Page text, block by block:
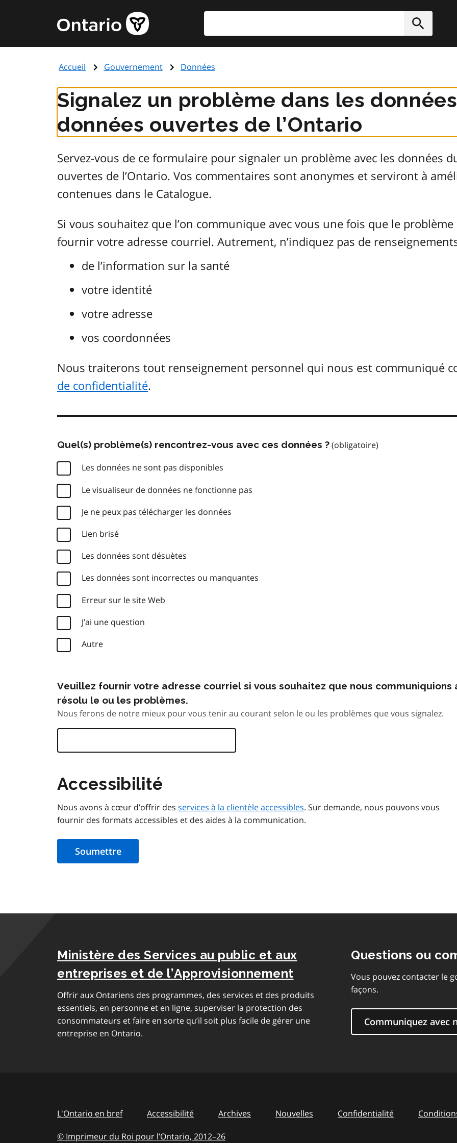
principal
Page
d'accueil
de
Accueil Gouvernement Données
Signalez un problème dans les
données ouvertes de l’Ontario
Servez-vous de ce formulaire pour signaler un problème avec les données
ouvertes de l’Ontario. Vos commentaires sont anonymes et serviront à
contenues dans le Catalogue.
Si vous souhaitez que l’on communique avec vous une fois que le
fournir votre adresse courriel. Autrement, n’indiquez pas de
de l’information sur la santé
votre identité
votre adresse
vos coordonnées
Nous traiterons tout renseignement personnel qui nous est communiqué
de confidentialité.
Quel(s) problème(s) rencontrez-vous avec ces données ?
Les données ne sont pas disponibles
Le visualiseur de données ne fonctionne pas
Je ne peux pas télécharger les données
Lien brisé
Les données sont désuètes
Les données sont incorrectes ou manquantes
Erreur sur le site Web
J’ai une question
Autre
Veuillez fournir votre adresse courriel si vous souhaitez que nous communiquions
résolu le ou les problèmes.
Nous ferons de notre mieux pour vous tenir au courant selon le ou les problèmes que vous signalez.
Accessibilité
Nous avons à cœur d’offrir des services à la clientèle accessibles. Sur demande, nous pouvons vous
fournir des formats accessibles et des aides à la communication.
Ministère des Services au public et aux
entreprises et de l’Approvisionnement
Offrir aux Ontariens des programmes, des services et des produits
essentiels, en personne et en ligne, superviser la protection des
consommateurs et faire en sorte qu’il soit plus facile de gérer une
entreprise en Ontario.
Questions ou
Vous pouvez contacter le
façons.
Communiquez avec
L'Ontario en bref Accessibilité Archives Nouvelles Confidentialité
© Imprimeur du Roi pour l’Ontario, 2012–to
26